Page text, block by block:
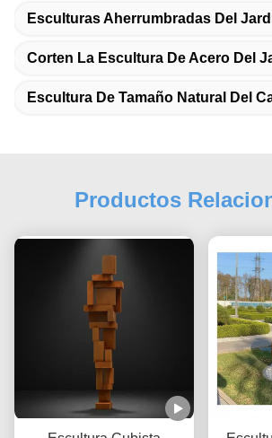
Esculturas Aherrumbradas Del
Corten La Escultura De Acero Del
Escultura De Tamaño Natural Del
Productos